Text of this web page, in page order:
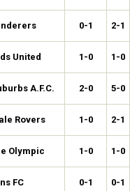
0-1 2-1
United 1-0 1-0
A.F.C. 2-0 5-0
Rovers 1-0 2-1
Olympic 1-0 1-0
FC 0-1 0-1